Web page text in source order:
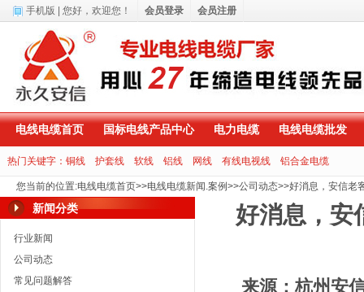
电线电缆首页 国标电线产品中心 电力电缆 电线电缆批发
热门关键字： 铜线 护套线 软线 铝线 网线 有线电视线 铝合金电缆
您当前的位置:电线电缆首页>>电线电缆新闻.案例>>公司动态>>好消息，安信老
新闻分类
行业新闻
公司动态
常见问题解答
好消息，安
来源：杭州安
手机版 | 您好， 欢迎您！ 会员登录 会员注册